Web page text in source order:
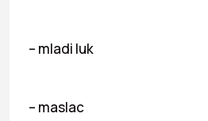
– mladi luk
– maslac